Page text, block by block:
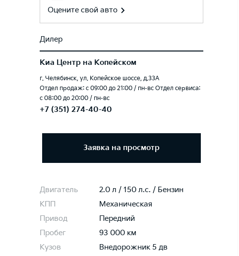
Оцените свой авто
Дилер
Киа Центр на Копейском
г. Челябинск, ул. Копейское шоссе, д.33А
Отдел продаж: c 09:00 до 21:00 / пн-вс Отдел сервиса:
с 08:00 до 20:00 / пн-вс
+7 (351) 274-40-40
Заявка на просмотр
Двигатель
2.0 л / 150 л.c. / Бензин
КПП
Механическая
Привод
Передний
Пробег
93 000 км
Кузов
Внедорожник 5 дв